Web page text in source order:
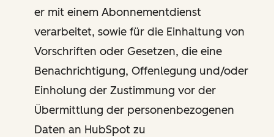
er mit einem Abonnementdienst
verarbeitet, sowie für die Einhaltung von
Vorschriften oder Gesetzen, die eine
Benachrichtigung, Offenlegung und/oder
Einholung der Zustimmung vor der
Übermittlung der personenbezogenen
Daten an HubSpot zu